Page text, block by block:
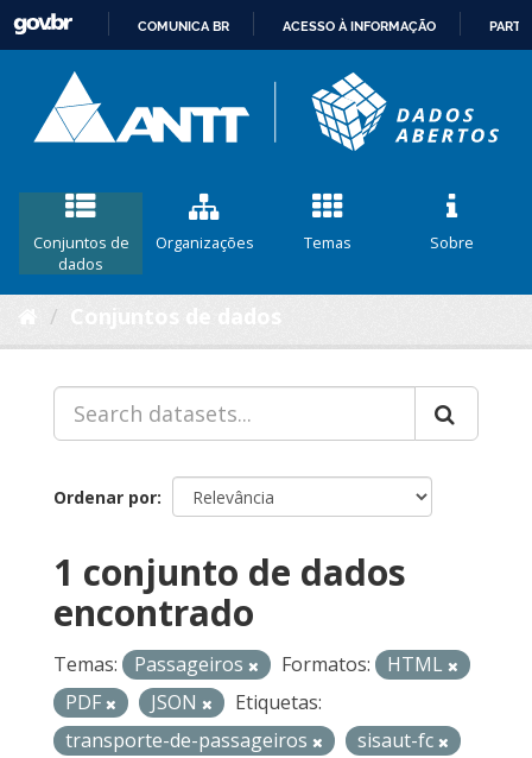
CONTEÚDO
COMUNICA BR ACESSO À INFORMAÇÃO
Conjuntos de
dados
Organizações Temas Sobre
Ordenar por
1 conjunto de dados
encontrado
Temas: Passageiros Formatos:
HTML
PDF
JSON
Etiquetas:
transporte-de-passageiros
sisaut-fc